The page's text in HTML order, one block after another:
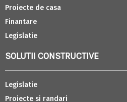
Proiecte de casa
Finantare
Legislatie
SOLUTII CONSTRUCTIVE
Legislatie
Proiecte si randari